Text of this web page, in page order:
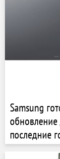
Samsung
обновление
последние
избавиться